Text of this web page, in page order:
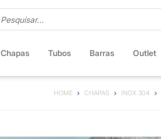
Chapas Tubos Barras Outlet
HOME CHAPAS INOX 304